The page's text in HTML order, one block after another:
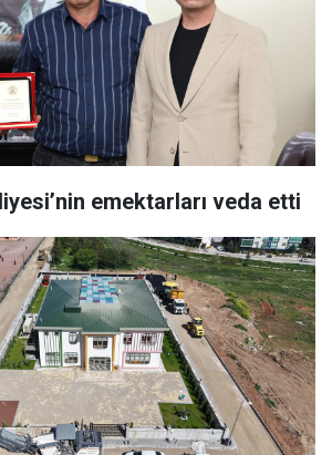
emektarları veda etti